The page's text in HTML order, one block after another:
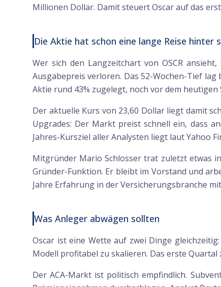
Millionen Dollar. Damit steuert Oscar auf das
Die Aktie hat schon eine lange Reise hinter
Wer sich den Langzeitchart von OSCR
Ausgabepreis verloren. Das 52-Wochen-Tief lag
Aktie rund 43% zugelegt, noch vor dem heutigen
Der aktuelle Kurs von 23,60 Dollar liegt damit
Upgrades: Der Markt preist schnell ein, dass
Jahres-Kursziel aller Analysten liegt laut Yahoo
Mitgründer Mario Schlosser trat zuletzt etwas
Gründer-Funktion. Er bleibt im Vorstand und
Jahre Erfahrung in der Versicherungsbranche
Was Anleger abwägen sollten
Oscar ist eine Wette auf zwei Dinge
Modell profitabel zu skalieren. Das erste
Der ACA-Markt ist politisch empfindlich.